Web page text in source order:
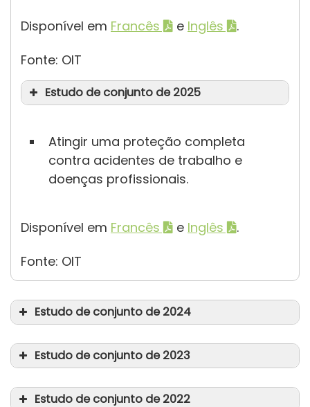
Disponível em Francês e Inglês
.
Fonte: OIT
Estudo de conjunto de 2025
Atingir uma proteção completa
contra acidentes de trabalho e
doenças profissionais.
Disponível em Francês e Inglês
.
Fonte: OIT
Estudo de conjunto de 2024
Estudo de conjunto de 2023
Estudo de conjunto de 2022